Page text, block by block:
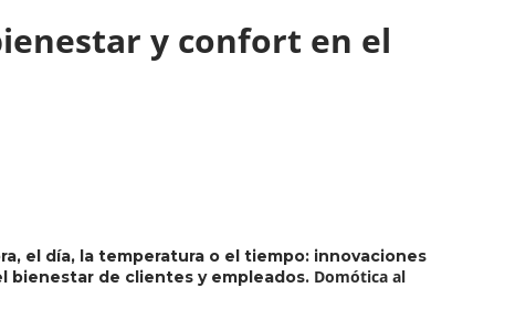
y confort en el
el día, la temperatura o el tiempo: innovaciones
bienestar de clientes y empleados. Domótica al